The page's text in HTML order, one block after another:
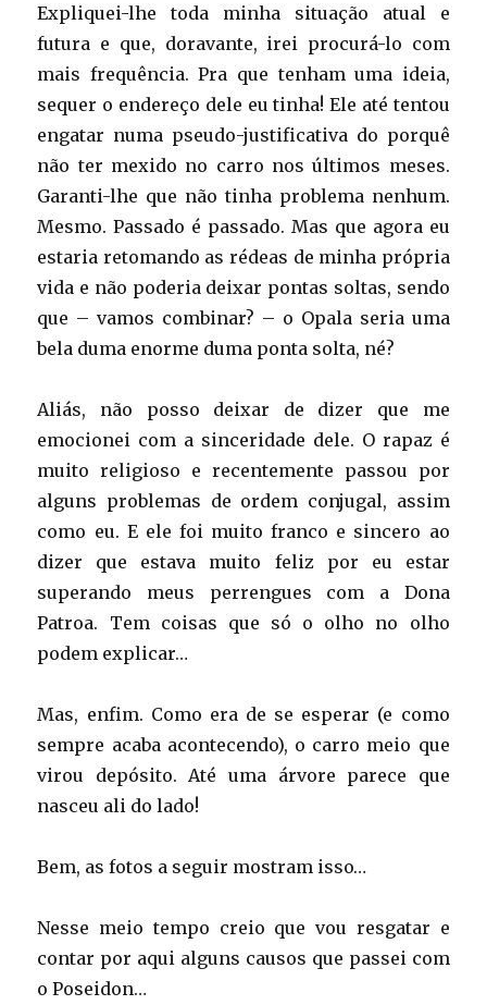
Expliquei-lhe toda minha situação atual e
futura e que, doravante, irei procurá-lo com
mais frequência. Pra que tenham uma ideia,
sequer o endereço dele eu tinha! Ele até tentou
engatar numa pseudo-justificativa do porquê
não ter mexido no carro nos últimos meses.
Garanti-lhe que não tinha problema nenhum.
Mesmo. Passado é passado. Mas que agora eu
estaria retomando as rédeas de minha própria
vida e não poderia deixar pontas soltas, sendo
que – vamos combinar? – o Opala seria uma
bela duma enorme duma ponta solta, né?
Aliás, não posso deixar de dizer que me
emocionei com a sinceridade dele. O rapaz é
muito religioso e recentemente passou por
alguns problemas de ordem conjugal, assim
como eu. E ele foi muito franco e sincero ao
dizer que estava muito feliz por eu estar
superando meus perrengues com a Dona
Patroa. Tem coisas que só o olho no olho
podem explicar…
Mas, enfim. Como era de se esperar (e como
sempre acaba acontecendo), o carro meio que
virou depósito. Até uma árvore parece que
nasceu ali do lado!
Bem, as fotos a seguir mostram isso…
Nesse meio tempo creio que vou resgatar e
contar por aqui alguns causos que passei com
o Poseidon…